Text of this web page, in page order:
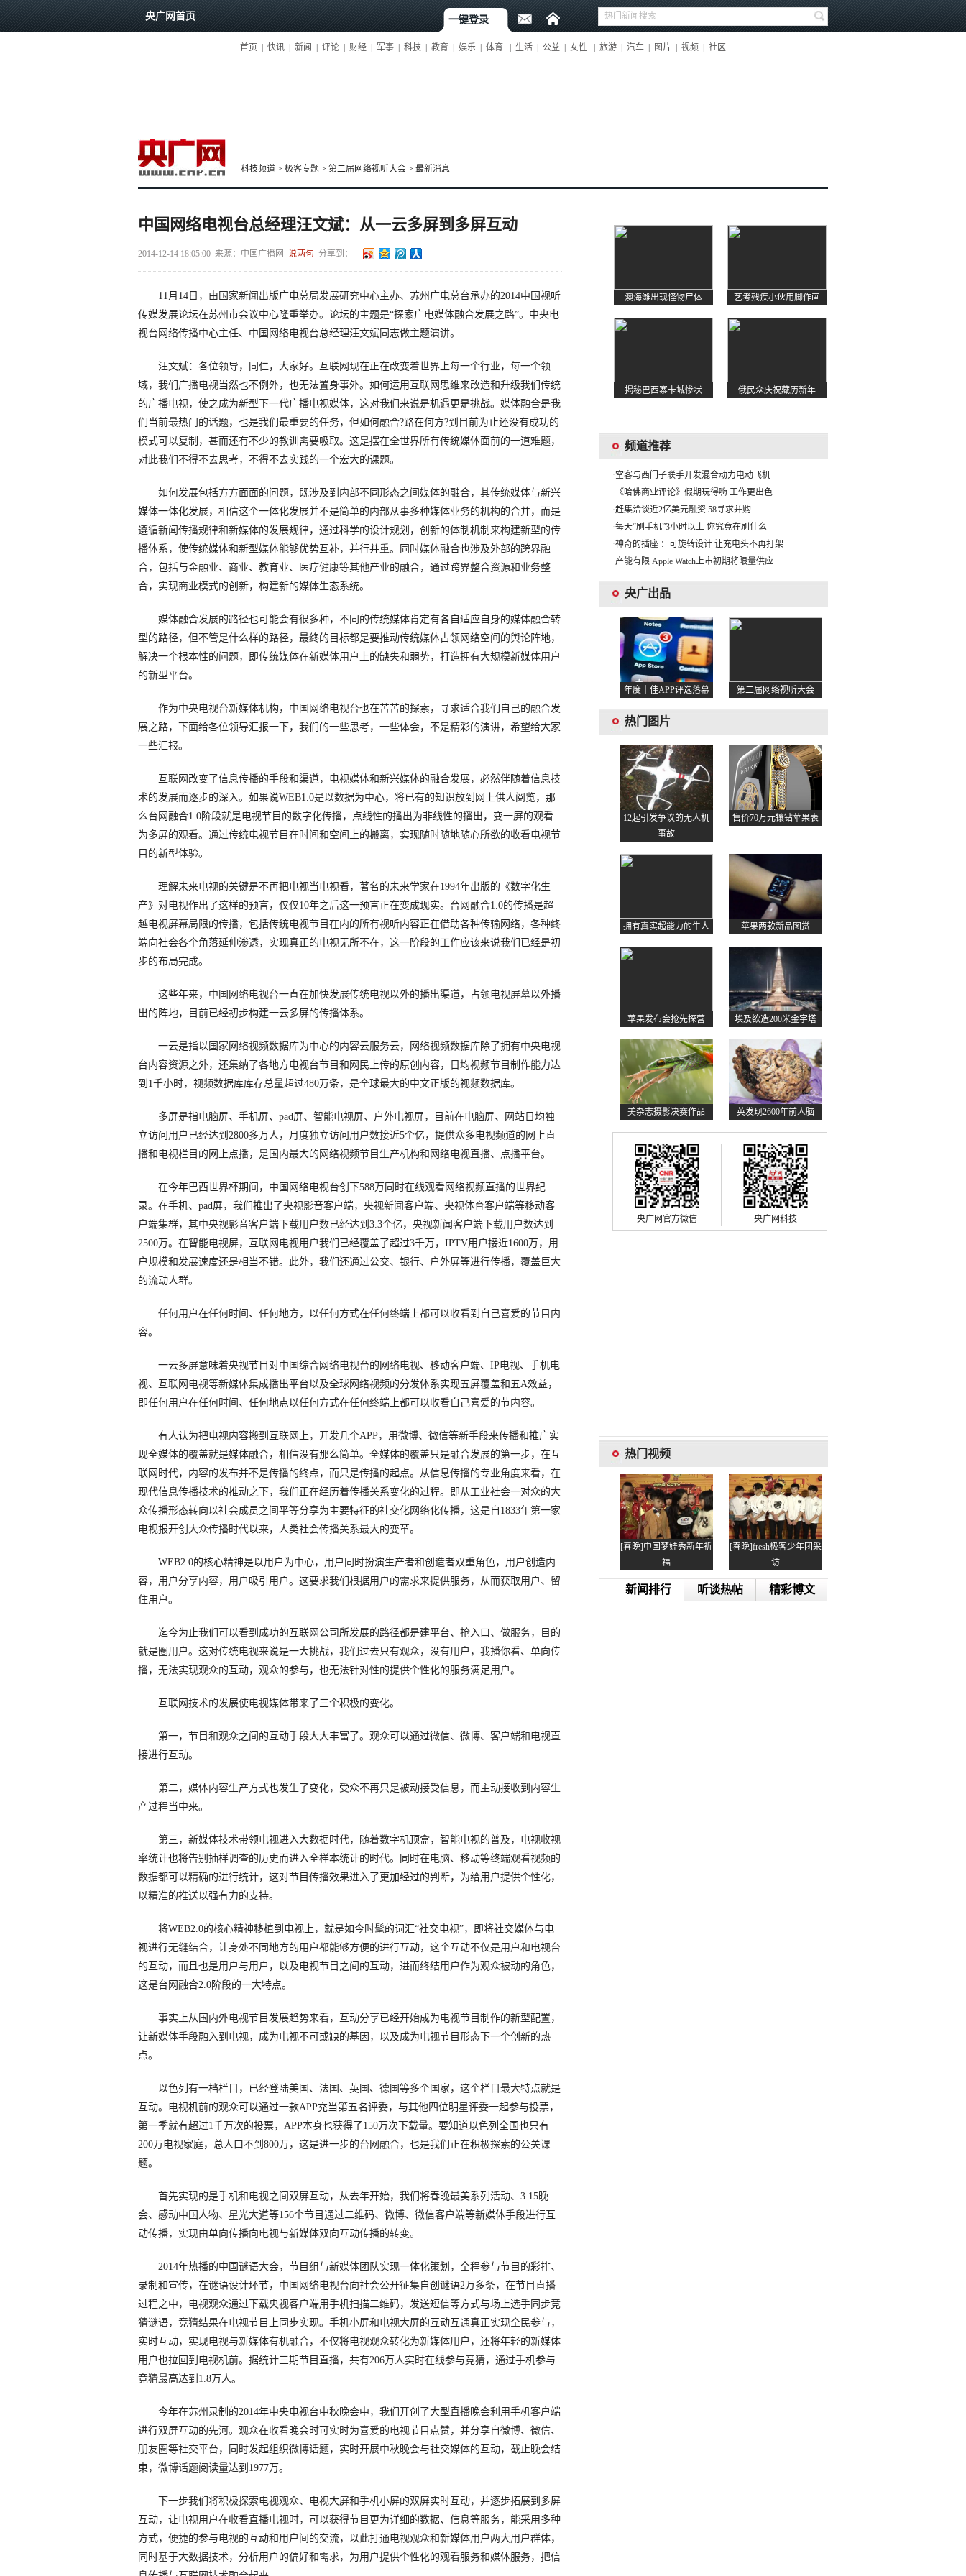
央广网首页 一键登录
首页 快讯 新闻 评论 财经 军事 科技 教育 娱乐 体育 生活 公益 女性 旅游 汽车 图片 视频 社区
科技频道 > 极客专题 > 第二届网络视听大会 > 最新消息
中国网络电视台总经理汪文斌：从一云多屏到多屏互动
2014-12-14 18:05:00 来源： 中国广播网 说两句 分享到：
11月14日，由国家新闻出版广电总局发展研究中心主办、苏州广电总台承办的2014中国视听
传媒发展论坛在苏州市会议中心隆重举办。论坛的主题是“探索广电媒体融合发展之路”。中央电
视台网络传播中心主任、中国网络电视台总经理汪文斌同志做主题演讲。
汪文斌：各位领导，同仁，大家好。互联网现在正在改变着世界上每一个行业，每一个领
域，我们广播电视当然也不例外，也无法置身事外。如何运用互联网思维来改造和升级我们传统
的广播电视，使之成为新型下一代广播电视媒体，这对我们来说是机遇更是挑战。媒体融合是我
们当前最热门的话题，也是我们最重要的任务，但如何融合?路在何方?到目前为止还没有成功的
模式可以复制，甚而还有不少的教训需要吸取。这是摆在全世界所有传统媒体面前的一道难题，
对此我们不得不去思考，不得不去实践的一个宏大的课题。
如何发展包括方方面面的问题，既涉及到内部不同形态之间媒体的融合，其传统媒体与新兴
媒体一体化发展，相信这个一体化发展并不是简单的内部从事多种媒体业务的机构的合并，而是
遵循新闻传播规律和新媒体的发展规律，通过科学的设计规划，创新的体制机制来构建新型的传
播体系，使传统媒体和新型媒体能够优势互补，并行并重。同时媒体融合也涉及外部的跨界融
合，包括与金融业、商业、教育业、医疗健康等其他产业的融合，通过跨界整合资源和业务整
合，实现商业模式的创新，构建新的媒体生态系统。
媒体融合发展的路径也可能会有很多种，不同的传统媒体肯定有各自适应自身的媒体融合转
型的路径，但不管是什么样的路径，最终的目标都是要推动传统媒体占领网络空间的舆论阵地，
解决一个根本性的问题，即传统媒体在新媒体用户上的缺失和弱势，打造拥有大规模新媒体用户
的新型平台。
作为中央电视台新媒体机构，中国网络电视台也在苦苦的探索，寻求适合我们自己的融合发
展之路，下面给各位领导汇报一下，我们的一些思考，一些体会，不是精彩的演讲，希望给大家
一些汇报。
互联网改变了信息传播的手段和渠道，电视媒体和新兴媒体的融合发展，必然伴随着信息技
术的发展而逐步的深入。如果说WEB1.0是以数据为中心，将已有的知识放到网上供人阅览，那
么台网融合1.0阶段就是电视节目的数字化传播，点线性的播出为非线性的播出，变一屏的观看
为多屏的观看。通过传统电视节目在时间和空间上的搬离，实现随时随地随心所欲的收看电视节
目的新型体验。
理解未来电视的关键是不再把电视当电视看，著名的未来学家在1994年出版的《数字化生
产》对电视作出了这样的预言，仅仅10年之后这一预言正在变成现实。台网融合1.0的传播是超
越电视屏幕局限的传播，包括传统电视节目在内的所有视听内容正在借助各种传输网络，各种终
端向社会各个角落延伸渗透，实现真正的电视无所不在，这一阶段的工作应该来说我们已经是初
步的布局完成。
这些年来，中国网络电视台一直在加快发展传统电视以外的播出渠道，占领电视屏幕以外播
出的阵地，目前已经初步构建一云多屏的传播体系。
一云是指以国家网络视频数据库为中心的内容云服务云，网络视频数据库除了拥有中央电视
台内容资源之外，还集纳了各地方电视台节目和网民上传的原创内容，日均视频节目制作能力达
到1千小时，视频数据库库存总量超过480万条，是全球最大的中文正版的视频数据库。
多屏是指电脑屏、手机屏、pad屏、智能电视屏、户外电视屏，目前在电脑屏、网站日均独
立访问用户已经达到2800多万人，月度独立访问用户数接近5个亿，提供众多电视频道的网上直
播和电视栏目的网上点播，是国内最大的网络视频节目生产机构和网络电视直播、点播平台。
在今年巴西世界杯期间，中国网络电视台创下588万同时在线观看网络视频直播的世界纪
录。在手机、pad屏，我们推出了央视影音客户端，央视新闻客户端、央视体育客户端等移动客
户端集群，其中央视影音客户端下载用户数已经达到3.3个亿，央视新闻客户端下载用户数达到
2500万。在智能电视屏，互联网电视用户我们已经覆盖了超过3千万，IPTV用户接近1600万，用
户规模和发展速度还是相当不错。此外，我们还通过公交、银行、户外屏等进行传播，覆盖巨大
的流动人群。
任何用户在任何时间、任何地方，以任何方式在任何终端上都可以收看到自己喜爱的节目内
容。
一云多屏意味着央视节目对中国综合网络电视台的网络电视、移动客户端、IP电视、手机电
视、互联网电视等新媒体集成播出平台以及全球网络视频的分发体系实现五屏覆盖和五A效益，
即任何用户在任何时间、任何地点以任何方式在任何终端上都可以收看自己喜爱的节内容。
有人认为把电视内容搬到互联网上，开发几个APP，用微博、微信等新手段来传播和推广实
现全媒体的覆盖就是媒体融合，相信没有那么简单。全媒体的覆盖只是融合发展的第一步，在互
联网时代，内容的发布并不是传播的终点，而只是传播的起点。从信息传播的专业角度来看，在
现代信息传播技术的推动之下，我们正在经历着传播关系变化的过程。即从工业社会一对众的大
众传播形态转向以社会成员之间平等分享为主要特征的社交化网络化传播，这是自1833年第一家
电视报开创大众传播时代以来，人类社会传播关系最大的变革。
WEB2.0的核心精神是以用户为中心，用户同时扮演生产者和创造者双重角色，用户创造内
容，用户分享内容，用户吸引用户。这要求我们根据用户的需求来提供服务，从而获取用户、留
住用户。
迄今为止我们可以看到成功的互联网公司所发展的路径都是建平台、抢入口、做服务，目的
就是圈用户。这对传统电视来说是一大挑战，我们过去只有观众，没有用户，我播你看、单向传
播，无法实现观众的互动，观众的参与，也无法针对性的提供个性化的服务满足用户。
互联网技术的发展使电视媒体带来了三个积极的变化。
第一，节目和观众之间的互动手段大大丰富了。观众可以通过微信、微博、客户端和电视直
接进行互动。
第二，媒体内容生产方式也发生了变化，受众不再只是被动接受信息，而主动接收到内容生
产过程当中来。
第三，新媒体技术带领电视进入大数据时代，随着数字机顶盒，智能电视的普及，电视收视
率统计也将告别抽样调查的历史而进入全样本统计的时代。同时在电脑、移动等终端观看视频的
数据都可以精确的进行统计，这对节目传播效果进入了更加经过的判断，为给用户提供个性化，
以精准的推送以强有力的支持。
将WEB2.0的核心精神移植到电视上，就是如今时髦的词汇“社交电视”，即将社交媒体与电
视进行无缝结合，让身处不同地方的用户都能够方便的进行互动，这个互动不仅是用户和电视台
的互动，而且也是用户与用户，以及电视节目之间的互动，进而终结用户作为观众被动的角色，
这是台网融合2.0阶段的一大特点。
事实上从国内外电视节目发展趋势来看，互动分享已经开始成为电视节目制作的新型配置，
让新媒体手段融入到电视，成为电视不可或缺的基因，以及成为电视节目形态下一个创新的热
点。
以色列有一档栏目，已经登陆美国、法国、英国、德国等多个国家，这个栏目最大特点就是
互动。电视机前的观众可以通过一款APP充当第五名评委，与其他四位明星评委一起参与投票，
第一季就有超过1千万次的投票，APP本身也获得了150万次下载量。要知道以色列全国也只有
200万电视家庭，总人口不到800万，这是进一步的台网融合，也是我们正在积极探索的公关课
题。
首先实现的是手机和电视之间双屏互动，从去年开始，我们将春晚最美系列活动、3.15晚
会、感动中国人物、星光大道等156个节目通过二维码、微博、微信客户端等新媒体手段进行互
动传播，实现由单向传播向电视与新媒体双向互动传播的转变。
2014年热播的中国谜语大会，节目组与新媒体团队实现一体化策划，全程参与节目的彩排、
录制和宣传，在谜语设计环节，中国网络电视台向社会公开征集自创谜语2万多条，在节目直播
过程之中，电视观众通过下载央视客户端用手机扫描二维码，发送短信等方式与场上选手同步竞
猜谜语，竞猜结果在电视节目上同步实现。手机小屏和电视大屏的互动互通真正实现全民参与，
实时互动，实现电视与新媒体有机融合，不仅将电视观众转化为新媒体用户，还将年轻的新媒体
用户也拉回到电视机前。据统计三期节目直播，共有206万人实时在线参与竞猜，通过手机参与
竞猜最高达到1.8万人。
今年在苏州录制的2014年中央电视台中秋晚会中，我们开创了大型直播晚会利用手机客户端
进行双屏互动的先河。观众在收看晚会时可实时为喜爱的电视节目点赞，并分享自微博、微信、
朋友圈等社交平台，同时发起组织微博话题，实时开展中秋晚会与社交媒体的互动，截止晚会结
束，微博话题阅读量达到1977万。
下一步我们将积极探索电视观众、电视大屏和手机小屏的双屏实时互动，并逐步拓展到多屏
互动，让电视用户在收看直播电视时，可以获得节目更为详细的数据、信息等服务，能采用多种
方式，便捷的参与电视的互动和用户间的交流，以此打通电视观众和新媒体用户两大用户群体，
同时基于大数据技术，分析用户的偏好和需求，为用户提供个性化的观看服务和媒体服务，把信
频道推荐
·空客与西门子联手开发混合动力电动飞机
· 《哈佛商业评论》假期玩得嗨 工作更出色
·赶集洽谈近2亿美元融资 58寻求并购
·每天“刷手机”3小时以上 你究竟在刷什么
·神奇的插座 ：可旋转设计 让充电头不再打架
·产能有限 Apple Watch上市初期将限量供应
央广出品
年度十佳APP评选落幕 第二届网络视听大会
热门图片
12起引发争议的无人机
事故
售价70万元镶钻苹果表
拥有真实超能力的牛人 苹果两款新品图赏
苹果发布会抢先探营 埃及欲造200米金字塔
美杂志摄影决赛作品 英发现2600年前人脑
央广网官方微信 央广网科技